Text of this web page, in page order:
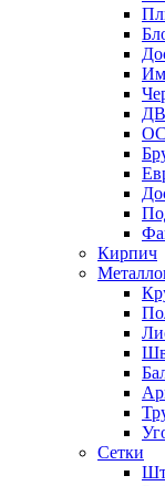
Кирпич
Сетки